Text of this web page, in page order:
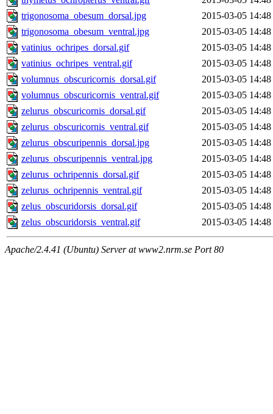
trigonosoma_obesum_dorsal.jpg
2015-03-05 14:48
trigonosoma_obesum_ventral.jpg
2015-03-05 14:48
vatinius_ochripes_dorsal.gif
2015-03-05 14:48
vatinius_ochripes_ventral.gif
2015-03-05 14:48
volumnus_obscuricornis_dorsal.gif
2015-03-05 14:48
volumnus_obscuricornis_ventral.gif
2015-03-05 14:48
zelurus_obscuricornis_dorsal.gif
2015-03-05 14:48
zelurus_obscuricornis_ventral.gif
2015-03-05 14:48
zelurus_obscuripennis_dorsal.jpg
2015-03-05 14:48
zelurus_obscuripennis_ventral.jpg
2015-03-05 14:48
zelurus_ochripennis_dorsal.gif
2015-03-05 14:48
zelurus_ochripennis_ventral.gif
2015-03-05 14:48
zelus_obscuridorsis_dorsal.gif
2015-03-05 14:48
zelus_obscuridorsis_ventral.gif
2015-03-05 14:48
Apache/2.4.41 (Ubuntu) Server at www2.nrm.se Port 80